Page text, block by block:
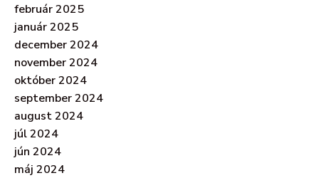
február 2025
január 2025
december 2024
november 2024
október 2024
september 2024
august 2024
júl 2024
jún 2024
máj 2024